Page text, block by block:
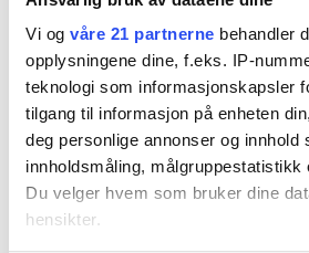
Vi og våre 21 partnerne behandler
opplysningene dine, f.eks. IP-
teknologi som informasjonskapsler
tilgang til informasjon på enheten
deg personlige annonser og innhold
innholdsmåling, målgruppestatistikk
Du velger hvem som bruker dine
hensikter.
Flåthen måtte manøvrere båten
egen organisasjon, men underveis
tiden samordne saker med Jens
Oljebeskatning var også et
det forsvarlig å gå?
Og det næringspolitiske. Hvordan
statsbedriftene?